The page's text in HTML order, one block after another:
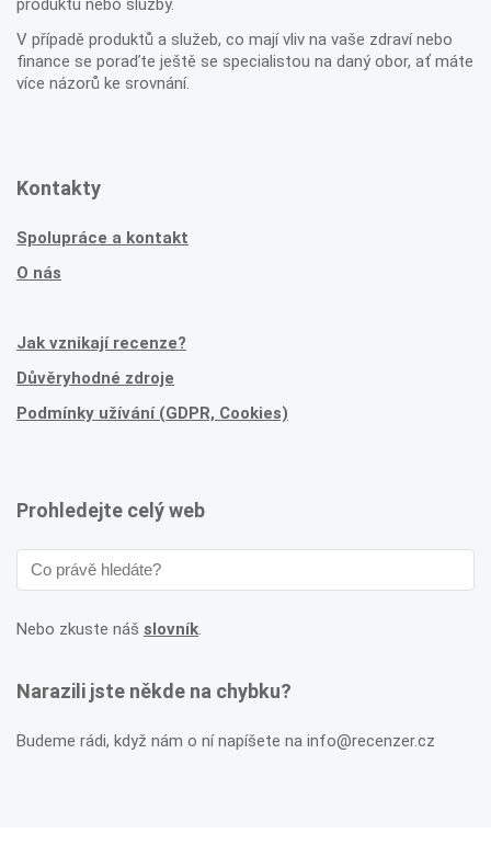
V případě produktů a služeb, co mají vliv na vaše zdraví nebo
finance se poraďte ještě se specialistou na daný obor, ať máte
více názorů ke srovnání.
Kontakty
Spolupráce a kontakt
O nás
Jak vznikají recenze?
Důvěryhodné zdroje
Podmínky užívání (GDPR, Cookies)
Prohledejte celý web
Nebo zkuste náš slovník
Narazili jste někde na chybku?
Budeme rádi, když nám o ní napíšete na info@recenzer.cz